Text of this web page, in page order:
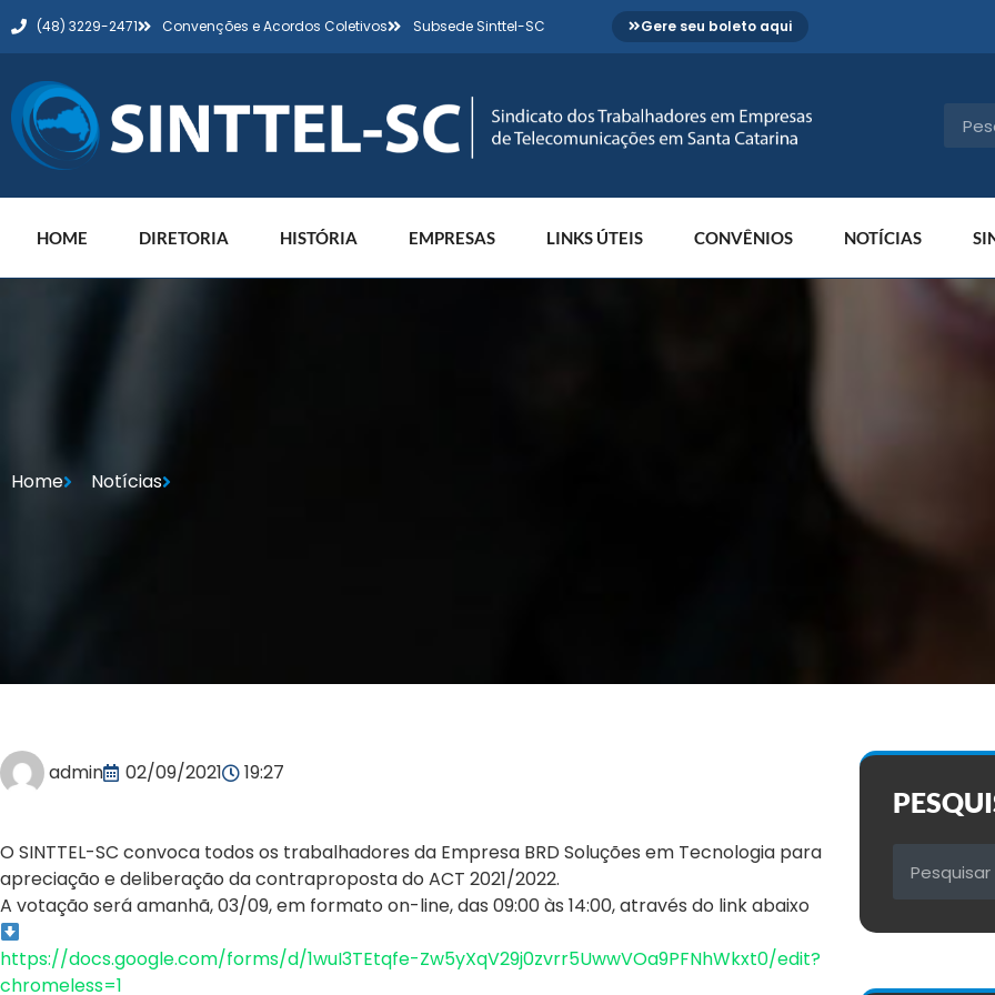
(48) 3229-2471 Convenções e Acordos Coletivos Subsede Sinttel-SC Gere seu boleto aqui
HOME DIRETORIA HISTÓRIA EMPRESAS LINKS ÚTEIS CONVÊNIOS NOTÍCIAS
Home Notícias
admin 02/09/2021 19:27
O SINTTEL-SC convoca todos os trabalhadores da Empresa BRD Soluções em Tecnologia para
apreciação e deliberação da contraproposta do ACT 2021/2022.
A votação será amanhã, 03/09, em formato on-line, das 09:00 às 14:00, através do link abaixo
https://docs.google.com/forms/d/1wuI3TEtqfe-Zw5yXqV29j0zvrr5UwwVOa9PFNhWkxt0/edit?
chromeless=1